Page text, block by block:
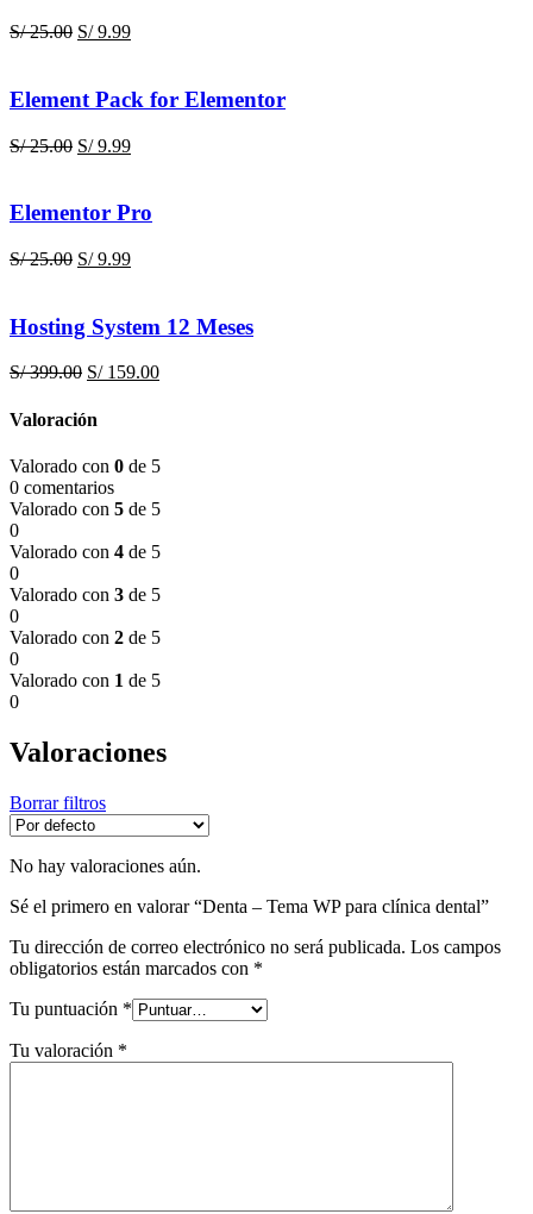
S/25.00 El
era:
S/ 25.00.
S/9.99El
es:
S/ 9.99.
Element Pack for Elementor
S/25.00 El
era:
S/9.99El
es:
Elementor Pro
S/25.00 El
era:
S/ 25.00.
S/9.99El
es:
S/ 9.99.
Hosting System 12 Meses
S/399.00 El
original
S/ 399.00.
S/159.00El
S/ 159.00.
Valoración
Valorado con 0 de 5
0 comentarios
Valorado con 5 de 5
0
Valorado con 4 de 5
0
Valorado con 3 de 5
0
Valorado con 2 de 5
0
Valorado con 1 de 5
0
Valoraciones
Borrar filtros
No hay valoraciones aún.
Sé el primero en valorar “Denta – Tema WP para clínica dental”
Tu dirección de correo electrónico no será publicada. Los campos
obligatorios están marcados con *
Tu puntuación *
Tu valoración *